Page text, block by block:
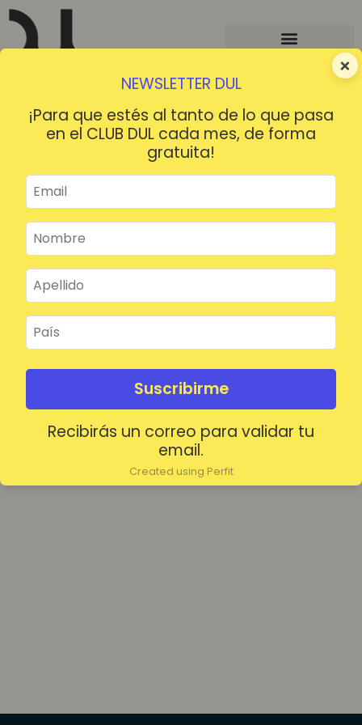
×
NEWSLETTER DUL
¡Para que estés al tanto de lo que pasa
en el CLUB DUL cada mes, de forma
gratuita!
Suscribirme
Recibirás un correo para validar tu
email.
Created using Perfit
¡HOLA!
Mantenerme conectado
Acceder